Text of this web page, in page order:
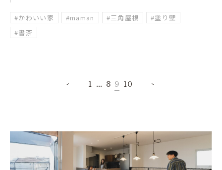
#かわいい家 #maman #三角屋根
#塗り壁
#書斎
1 ... 8 9 10